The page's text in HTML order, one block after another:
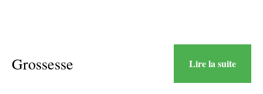
Grossesse Lire la suite